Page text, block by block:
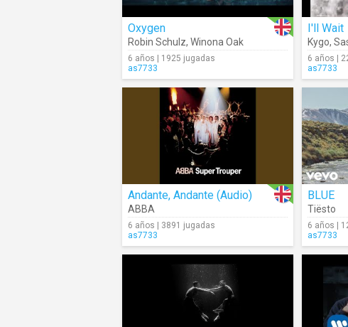
Oxygen
Robin Schulz, Winona Oak
6 años | 1925 jugadas
as7733
I'll Wait
Kygo,
6 años |
as7733
Andante, Andante (Audio)
ABBA
6 años | 3891 jugadas
as7733
BLUE
Tiësto
6 años |
as7733